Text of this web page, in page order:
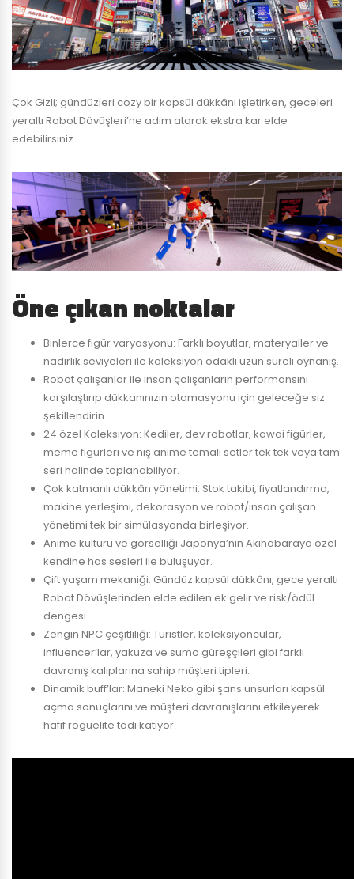
Çok Gizli; gündüzleri cozy bir kapsül dükkânı işletirken, geceleri
yeraltı Robot Dövüşleri’ne adım atarak ekstra kar elde
edebilirsiniz.
Öne çıkan noktalar
Binlerce figür varyasyonu: Farklı boyutlar, materyaller ve
nadirlik seviyeleri ile koleksiyon odaklı uzun süreli oynanış.
Robot çalışanlar ile insan çalışanların performansını
karşılaştırıp dükkanınızın otomasyonu için geleceğe siz
şekillendirin.
24 özel Koleksiyon: Kediler, dev robotlar, kawai figürler,
meme figürleri ve niş anime temalı setler tek tek veya tam
seri halinde toplanabiliyor.
Çok katmanlı dükkân yönetimi: Stok takibi, fiyatlandırma,
makine yerleşimi, dekorasyon ve robot/insan çalışan
yönetimi tek bir simülasyonda birleşiyor.
Anime kültürü ve görselliği Japonya’nın Akihabaraya özel
kendine has sesleri ile buluşuyor.
Çift yaşam mekaniği: Gündüz kapsül dükkânı, gece yeraltı
Robot Dövüşlerinden elde edilen ek gelir ve risk/ödül
dengesi.
Zengin NPC çeşitliliği: Turistler, koleksiyoncular,
influencer’lar, yakuza ve sumo güreşçileri gibi farklı
davranış kalıplarına sahip müşteri tipleri.
Dinamik buff’lar: Maneki Neko gibi şans unsurları kapsül
açma sonuçlarını ve müşteri davranışlarını etkileyerek
hafif roguelite tadı katıyor.